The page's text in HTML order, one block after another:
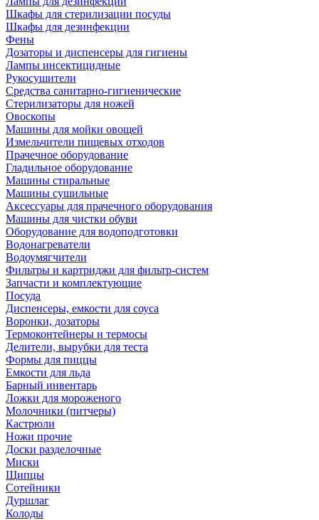
Шкафы для стерилизации посуды
Шкафы для дезинфекции
Фены
Дозаторы и диспенсеры для гигиены
Лампы инсектицидные
Рукосушители
Средства санитарно-гигиенические
Стерилизаторы для ножей
Овоскопы
Машины для мойки овощей
Измельчители пищевых отходов
Прачечное оборудование
Гладильное оборудование
Машины стиральные
Машины сушильные
Аксессуары для прачечного оборудования
Машины для чистки обуви
Оборудование для водоподготовки
Водонагреватели
Водоумягчители
Фильтры и картриджи для фильтр-систем
Запчасти и комплектующие
Посуда
Диспенсеры, емкости для соуса
Воронки, дозаторы
Термоконтейнеры и термосы
Делители, вырубки для теста
Формы для пиццы
Емкости для льда
Барный инвентарь
Ложки для мороженого
Молочники (питчеры)
Кастрюли
Ножи прочие
Доски разделочные
Миски
Щипцы
Сотейники
Дуршлаг
Колоды